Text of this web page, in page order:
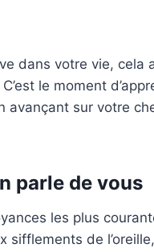
dans votre vie, cela
le moment
avançant sur votre
parle de vous
les plus
sifflements de